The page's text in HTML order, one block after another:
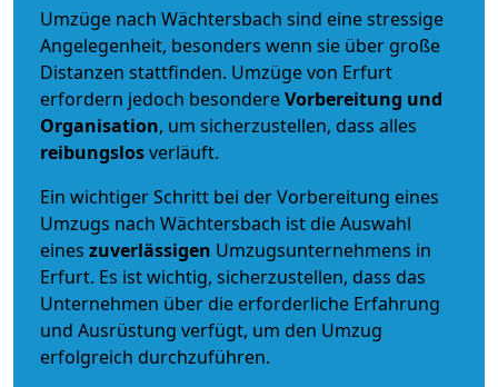
Umzüge nach Wächtersbach sind eine stressige
Angelegenheit, besonders wenn sie über große
Distanzen stattfinden. Umzüge von Erfurt
erfordern jedoch besondereVorbereitung und
Organisation, um sicherzustellen, dass alles
reibungslosverläuft.
Ein wichtiger Schritt bei der Vorbereitung eines
Umzugs nach Wächtersbach ist die Auswahl
eines zuverlässigen Umzugsunternehmens in
Erfurt. Es ist wichtig, sicherzustellen, dass das
Unternehmen über die erforderliche Erfahrung
und Ausrüstung verfügt, um den Umzug
erfolgreich durchzuführen.